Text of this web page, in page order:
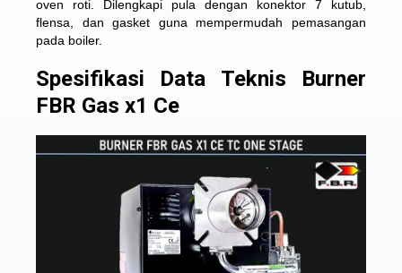
oven roti. Dilengkapi pula dengan konektor 7 kutub,
flensa, dan gasket guna mempermudah pemasangan
pada boiler.
Spesifikasi Data Teknis Burner
FBR Gas x1 Ce